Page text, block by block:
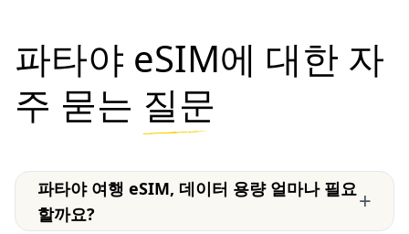
파타야 eSIM에 대한 자
주 묻는 질문
파타야 여행 eSIM, 데이터 용량 얼마나 필요
할까요?
+